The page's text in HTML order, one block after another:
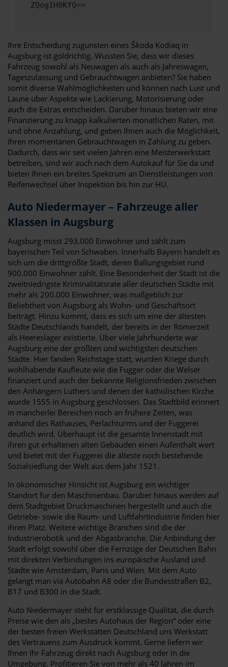
ZQogIH0KfQ==
Ihre Entscheidung zugunsten eines Škoda Kodiaq in
Augsburg ist goldrichtig. Wussten Sie, dass wir dieses
Fahrzeug sowohl als Neuwagen als auch als Jahreswagen,
Tageszulassung und Gebrauchtwagen anbieten? Sie haben
somit diverse Wahlmöglichkeiten und können nach Lust und
Laune über Aspekte wie Lackierung, Motorisierung oder
auch die Extras entscheiden. Darüber hinaus bieten wir eine
Finanzierung zu knapp kalkulierten monatlichen Raten, mit
und ohne Anzahlung, und geben Ihnen auch die Möglichkeit,
Ihren momentanen Gebrauchtwagen in Zahlung zu geben.
Dadurch, dass wir seit vielen Jahren eine Meisterwerkstatt
betreiben, sind wir auch nach dem Autokauf für Sie da und
bieten Ihnen ein breites Spektrum an Dienstleistungen von
Reifenwechsel über Inspektion bis hin zur HU.
Auto Niedermayer – Fahrzeuge aller
Klassen in Augsburg
Augsburg misst 293.000 Einwohner und zählt zum
bayerischen Teil von Schwaben. Innerhalb Bayern handelt es
sich um die drittgrößte Stadt, deren Ballungsgebiet rund
900.000 Einwohner zählt. Eine Besonderheit der Stadt ist die
zweitniedrigste Kriminalitätsrate aller deutschen Städte mit
mehr als 200.000 Einwohner, was maßgeblich zur
Beliebtheit von Augsburg als Wohn- und Geschäftsort
beiträgt. Hinzu kommt, dass es sich um eine der ältesten
Städte Deutschlands handelt, der bereits in der Römerzeit
als Heereslager existierte. Über viele Jahrhunderte war
Augsburg eine der größten und wichtigsten deutschen
Städte. Hier fanden Reichstage statt, wurden Kriege durch
wohlhabende Kaufleute wie die Fugger oder die Welser
finanziert und auch der bekannte Religionsfrieden zwischen
den Anhängern Luthers und denen der katholischen Kirche
wurde 1555 in Augsburg geschlossen. Das Stadtbild erinnert
in mancherlei Bereichen noch an frühere Zeiten, was
anhand des Rathauses, Perlachturms und der Fuggerei
deutlich wird. Überhaupt ist die gesamte Innenstadt mit
ihren gut erhaltenen alten Gebäuden einen Aufenthalt wert
und bietet mit der Fuggerei die älteste noch bestehende
Sozialsiedlung der Welt aus dem Jahr 1521.
In ökonomischer Hinsicht ist Augsburg ein wichtiger
Standort für den Maschinenbau. Darüber hinaus werden auf
dem Stadtgebiet Druckmaschinen hergestellt und auch die
Getriebe- sowie die Raum- und Luftfahrtindustrie finden hier
ihren Platz. Weitere wichtige Branchen sind die der
Industrierobotik und der Abgasbranche. Die Anbindung der
Stadt erfolgt sowohl über die Fernzüge der Deutschen Bahn
mit direkten Verbindungen ins europäische Ausland und
Städte wie Amsterdam, Paris und Wien. Mit dem Auto
gelangt man via Autobahn A8 oder die Bundesstraßen B2,
B17 und B300 in die Stadt.
Auto Niedermayer steht für erstklassige Qualität, die durch
Preise wie den als „bestes Autohaus der Region“ oder eine
der besten freien Werkstätten Deutschland uns Werkstatt
des Vertrauens zum Ausdruck kommt. Gerne liefern wir
Ihnen Ihr Fahrzeug direkt nach Augsburg oder in die
Umgebung. Profitieren Sie von mehr als 40 Jahren im